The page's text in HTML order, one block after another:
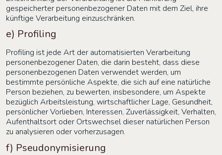
gespeicherter personenbezogener Daten mit dem Ziel, ihre
künftige Verarbeitung einzuschränken.
e) Profiling
Profiling ist jede Art der automatisierten Verarbeitung
personenbezogener Daten, die darin besteht, dass diese
personenbezogenen Daten verwendet werden, um
bestimmte persönliche Aspekte, die sich auf eine natürliche
Person beziehen, zu bewerten, insbesondere, um Aspekte
bezüglich Arbeitsleistung, wirtschaftlicher Lage, Gesundheit,
persönlicher Vorlieben, Interessen, Zuverlässigkeit, Verhalten,
Aufenthaltsort oder Ortswechsel dieser natürlichen Person
zu analysieren oder vorherzusagen.
f) Pseudonymisierung